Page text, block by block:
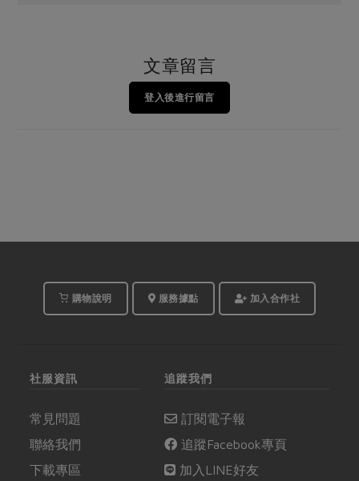
文章留言
登入後進行留言
購物說明 服務據點 加入合作社
社服資訊
常見問題
聯絡我們
下載專區
追蹤我們
訂閱電子報
追蹤Facebook專頁
加入LINE好友